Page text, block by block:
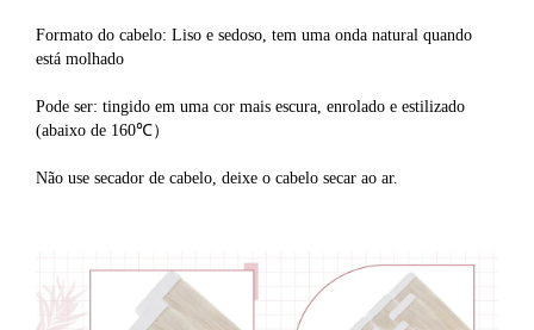
Formato do cabelo: Liso e sedoso, tem uma onda natural quando
está molhado
Pode ser: tingido em uma cor mais escura, enrolado e estilizado
(abaixo de 160℃）
Não use secador de cabelo, deixe o cabelo secar ao ar.